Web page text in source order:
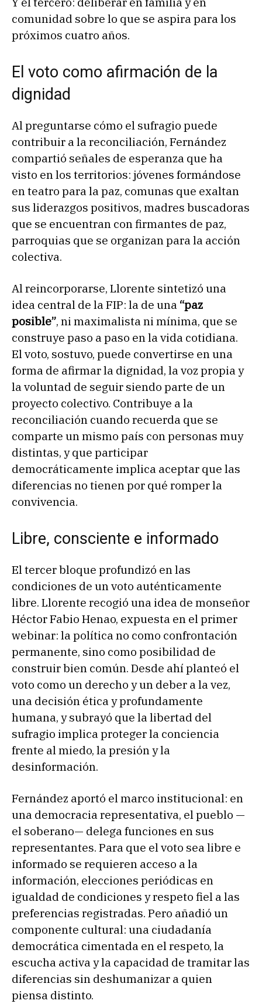
comunidad sobre lo que se aspira para los
próximos cuatro años.
El voto como afirmación de la
dignidad
Al preguntarse cómo el sufragio puede
contribuir a la reconciliación, Fernández
compartió señales de esperanza que ha
visto en los territorios: jóvenes formándose
en teatro para la paz, comunas que exaltan
sus liderazgos positivos, madres buscadoras
que se encuentran con firmantes de paz,
parroquias que se organizan para la acción
colectiva.
Al reincorporarse, Llorente sintetizó una
idea central de la FIP: la de una “paz
posible”, ni maximalista ni mínima, que se
construye paso a paso en la vida cotidiana.
El voto, sostuvo, puede convertirse en una
forma de afirmar la dignidad, la voz propia y
la voluntad de seguir siendo parte de un
proyecto colectivo. Contribuye a la
reconciliación cuando recuerda que se
comparte un mismo país con personas muy
distintas, y que participar
democráticamente implica aceptar que las
diferencias no tienen por qué romper la
convivencia.
Libre, consciente e informado
El tercer bloque profundizó en las
condiciones de un voto auténticamente
libre. Llorente recogió una idea de monseñor
Héctor Fabio Henao, expuesta en el primer
webinar: la política no como confrontación
permanente, sino como posibilidad de
construir bien común. Desde ahí planteó el
voto como un derecho y un deber a la vez,
una decisión ética y profundamente
humana, y subrayó que la libertad del
sufragio implica proteger la conciencia
frente al miedo, la presión y la
desinformación.
Fernández aportó el marco institucional: en
una democracia representativa, el pueblo —
el soberano— delega funciones en sus
representantes. Para que el voto sea libre e
informado se requieren acceso a la
información, elecciones periódicas en
igualdad de condiciones y respeto fiel a las
preferencias registradas. Pero añadió un
componente cultural: una ciudadanía
democrática cimentada en el respeto, la
escucha activa y la capacidad de tramitar las
diferencias sin deshumanizar a quien
piensa distinto.